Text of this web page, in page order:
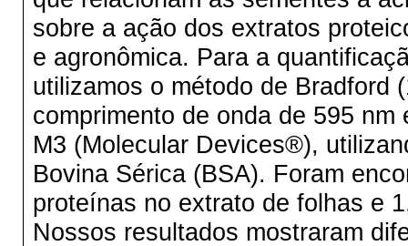
sobre a ação dos extratos
e agronômica. Para a
utilizamos o método de Bradford
comprimento de onda de 595
M3 (Molecular Devices®),
Bovina Sérica (BSA). Foram
proteínas no extrato de folhas e
Nossos resultados mostraram